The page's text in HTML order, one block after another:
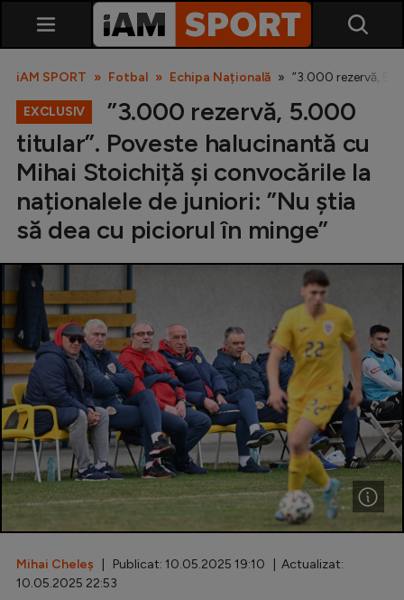
SuperLiga
Liga 2
Cupa României
Echipa Națională
U21
Fotbal feminin
Special
Diverse
Inedit
Clasamente
iAM SPORT Fotbal Echipa Națională ”3.000 rezervă,
EXCLUSIV
”3.000 rezervă, 5.000
titular”. Poveste halucinantă cu
Mihai Stoichiță și convocările la
naționalele de juniori: ”Nu știa
să dea cu piciorul în minge”
Mihai Cheleș | Publicat: 10.05.2025 19:10 | Actualizat:
10.05.2025 22:53